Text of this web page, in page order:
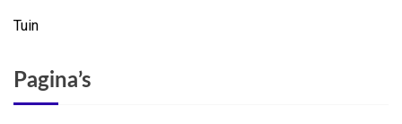
Tuin
Pagina’s